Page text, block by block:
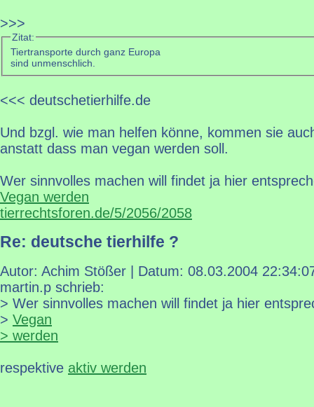
>>>
Zitat:
Tiertransporte durch ganz Europa
sind unmenschlich.
<<< deutschetierhilfe.de
Und bzgl. wie man helfen könne, kommen sie
anstatt dass man vegan werden soll.
Wer sinnvolles machen will findet ja hier
Vegan werden
tierrechtsforen.de/5/2056/2058
Re: deutsche tierhilfe ?
Autor: Achim Stößer | Datum: 08.03.2004
martin.p schrieb:
> Wer sinnvolles machen will findet ja hier
> Vegan
> werden
respektive aktiv werden